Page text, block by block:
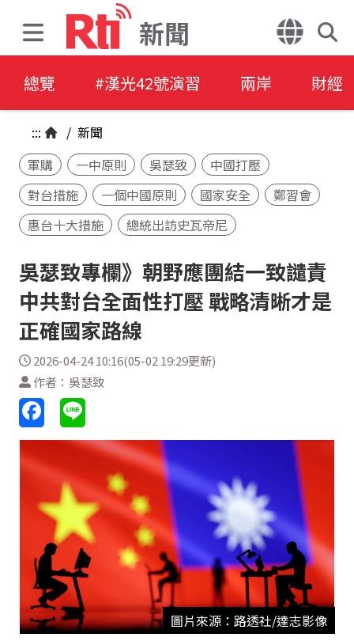
新聞
總覽 #漢光42號演習 兩岸 財經
::: / 新聞
軍購
一中原則 吳瑟致
中國打壓
對台措施
一個中國原則 國家安全
鄭習會
惠台十大措施
總統出訪史瓦帝尼
吳瑟致專欄》朝野應團結一致譴責
中共對台全面性打壓 戰略清晰才是
正確國家路線
2026-04-24 10:16(05-02 19:29更新)
作者：吳瑟致
圖片來源：路透社/達志影像